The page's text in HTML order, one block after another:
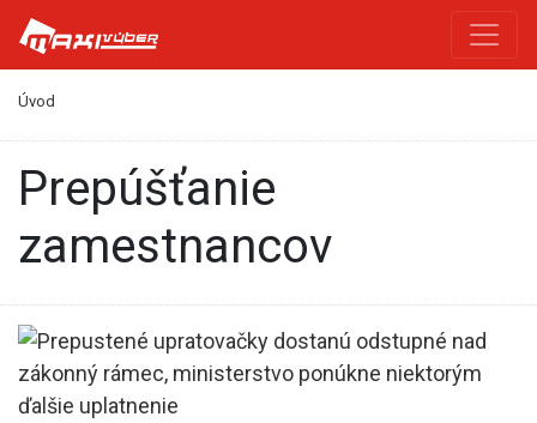
Úvod
prepúšťanie
zamestnancov